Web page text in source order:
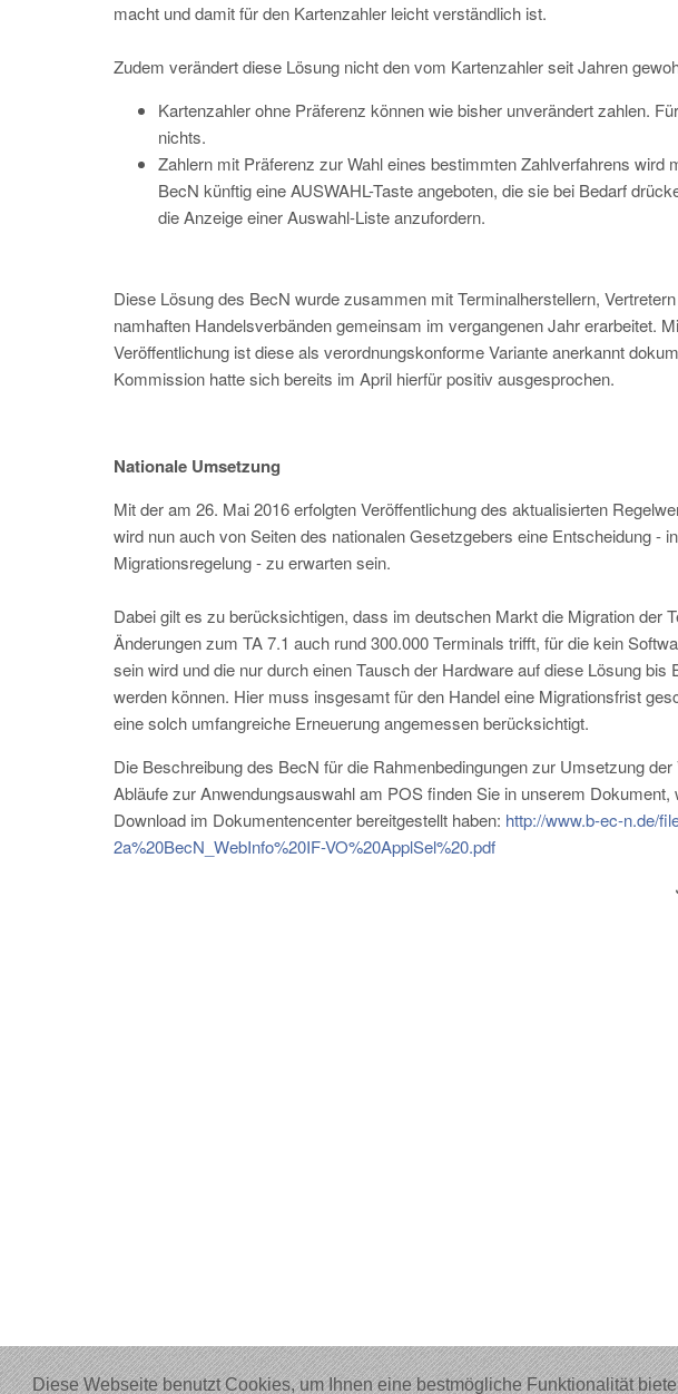
Diese Webseite benutzt Cookies, um Ihnen eine bestmögliche Funktionalität
macht und damit für den Kartenzahler leicht verständlich ist.
Zudem verändert diese Lösung nicht den vom Kartenzahler seit Jahren
Kartenzahler ohne Präferenz können wie bisher unverändert zahlen.
nichts.
Zahlern mit Präferenz zur Wahl eines bestimmten Zahlverfahrens wird
BecN künftig eine AUSWAHL-Taste angeboten, die sie bei Bedarf
die Anzeige einer Auswahl-Liste anzufordern.
Diese Lösung des BecN wurde zusammen mit Terminalherstellern,
namhaften Handelsverbänden gemeinsam im vergangenen Jahr erarbeitet.
Veröffentlichung ist diese als verordnungskonforme Variante anerkannt
Kommission hatte sich bereits im April hierfür positiv ausgesprochen.
Nationale Umsetzung
Mit der am 26. Mai 2016 erfolgten Veröffentlichung des aktualisierten
wird nun auch von Seiten des nationalen Gesetzgebers eine Entscheidung -
Migrationsregelung - zu erwarten sein.
Dabei gilt es zu berücksichtigen, dass im deutschen Markt die Migration der
Änderungen zum TA 7.1 auch rund 300.000 Terminals trifft, für die kein
sein wird und die nur durch einen Tausch der Hardware auf diese Lösung bis
werden können. Hier muss insgesamt für den Handel eine Migrationsfrist
eine solch umfangreiche Erneuerung angemessen berücksichtigt.
Die Beschreibung des BecN für die Rahmenbedingungen zur Umsetzung der
Abläufe zur Anwendungsauswahl am POS finden Sie in unserem Dokument,
Download im Dokumentencenter bereitgestellt haben: http://www.b-ec-n.de/
2a%20BecN_WebInfo%20IF-VO%20ApplSel%20.pdf